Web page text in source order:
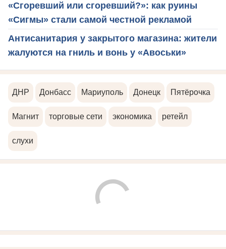
«Сгоревший или сгоревший?»: как руины
«Сигмы» стали самой честной рекламой
Антисанитария у закрытого магазина: жители
жалуются на гниль и вонь у «Авоськи»
ДНР Донбасс Мариуполь Донецк Пятёрочка
Магнит торговые сети экономика ретейл
слухи